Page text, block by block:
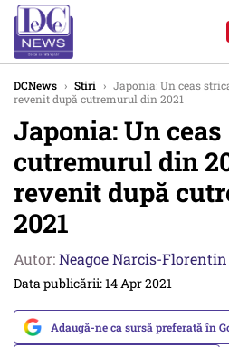
DCNews › Stiri › Japonia: Un ceas
revenit după cutremurul din 2021
Japonia: Un
cutremurul din
revenit după
2021
Autor:Neagoe Narcis-Florentin
Data publicării: 14 Apr 2021
Adaugă-ne ca sursă preferată în